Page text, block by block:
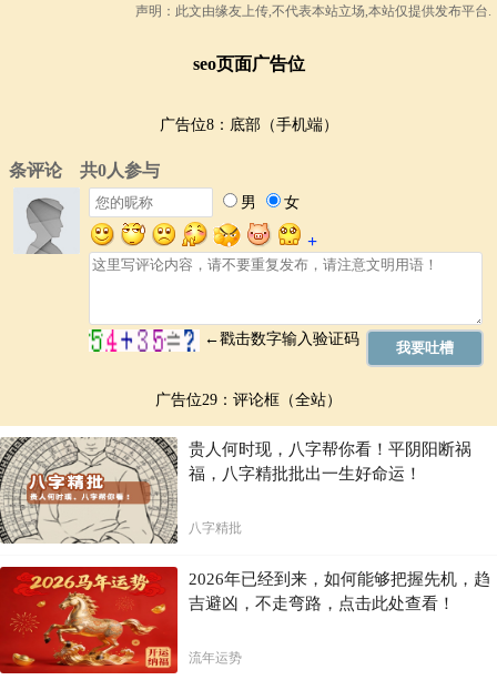
声明：此文由缘友 上传,不代表本站立场,本站仅提供发布平台.
seo页面广告位
广告位8：底部（手机端）
广告位29：评论框（全站）
贵人何时现，八字帮你看！平阴阳断祸
福，八字精批批出一生好命运！
八字精批
2026年已经到来，如何能够把握先机，趋
吉避凶，不走弯路，点击此处查看！
流年运势